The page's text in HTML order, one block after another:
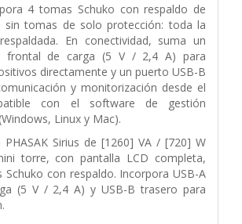
4 tomas Schuko con respaldo de
sin tomas de solo protección: toda la
En conectividad, suma un
frontal de carga (5 V / 2,4 A) para
directamente y un puerto USB-B
y monitorización desde el
con el software de gestión
Linux y Mac).
PHASAK Sirius de [1260] VA / [720] W
torre, con pantalla LCD completa,
Schuko con respaldo. Incorpora USB-A
(5 V / 2,4 A) y USB-B trasero para